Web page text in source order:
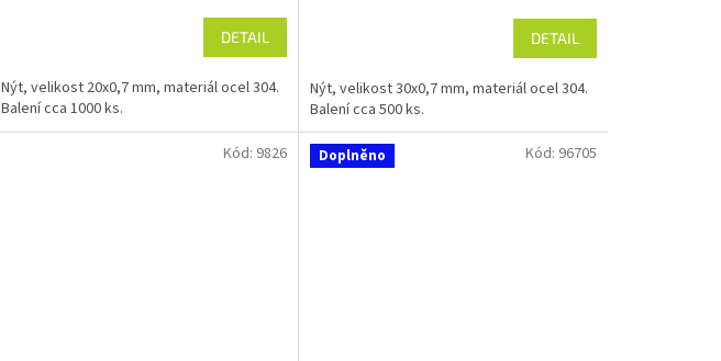
DETAIL
Nýt, velikost 20x0,7 mm, materiál ocel 304.
Balení cca 1000 ks.
DETAIL
Nýt, velikost 30x0,7 mm, materiál ocel 304.
Balení cca 500 ks.
Kód: 9826 Doplněno Kód: 96705